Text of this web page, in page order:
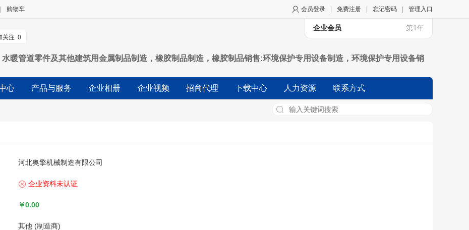
会员登录 免费注册 忘记密码 管理入口
购物车
企业会员 第1年
关注 0
暖管道零件及其他建筑用金属制品制造，橡胶制品制造，橡胶制品销售:环境保护专用设备制造，环境保护专用设备销
心 产品与服务 企业相册 企业视频 招商代理 下载中心 人力资源 联系方式
河北奥擎机械制造有限公司
企业资料未认证
￥0.00
其他 (制造商)